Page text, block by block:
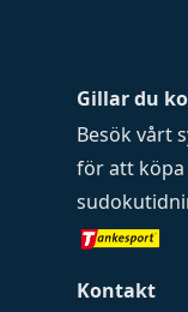
Gillar du
Besök vårt
för att köpa
Kontakt